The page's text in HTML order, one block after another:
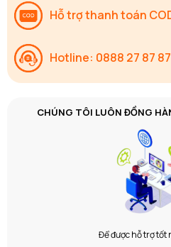
Hỗ trợ thanh toán
Hotline: 0888 27 87 87
CHÚNG TÔI LUÔN ĐỒNG
Để được hỗ trợ tốt